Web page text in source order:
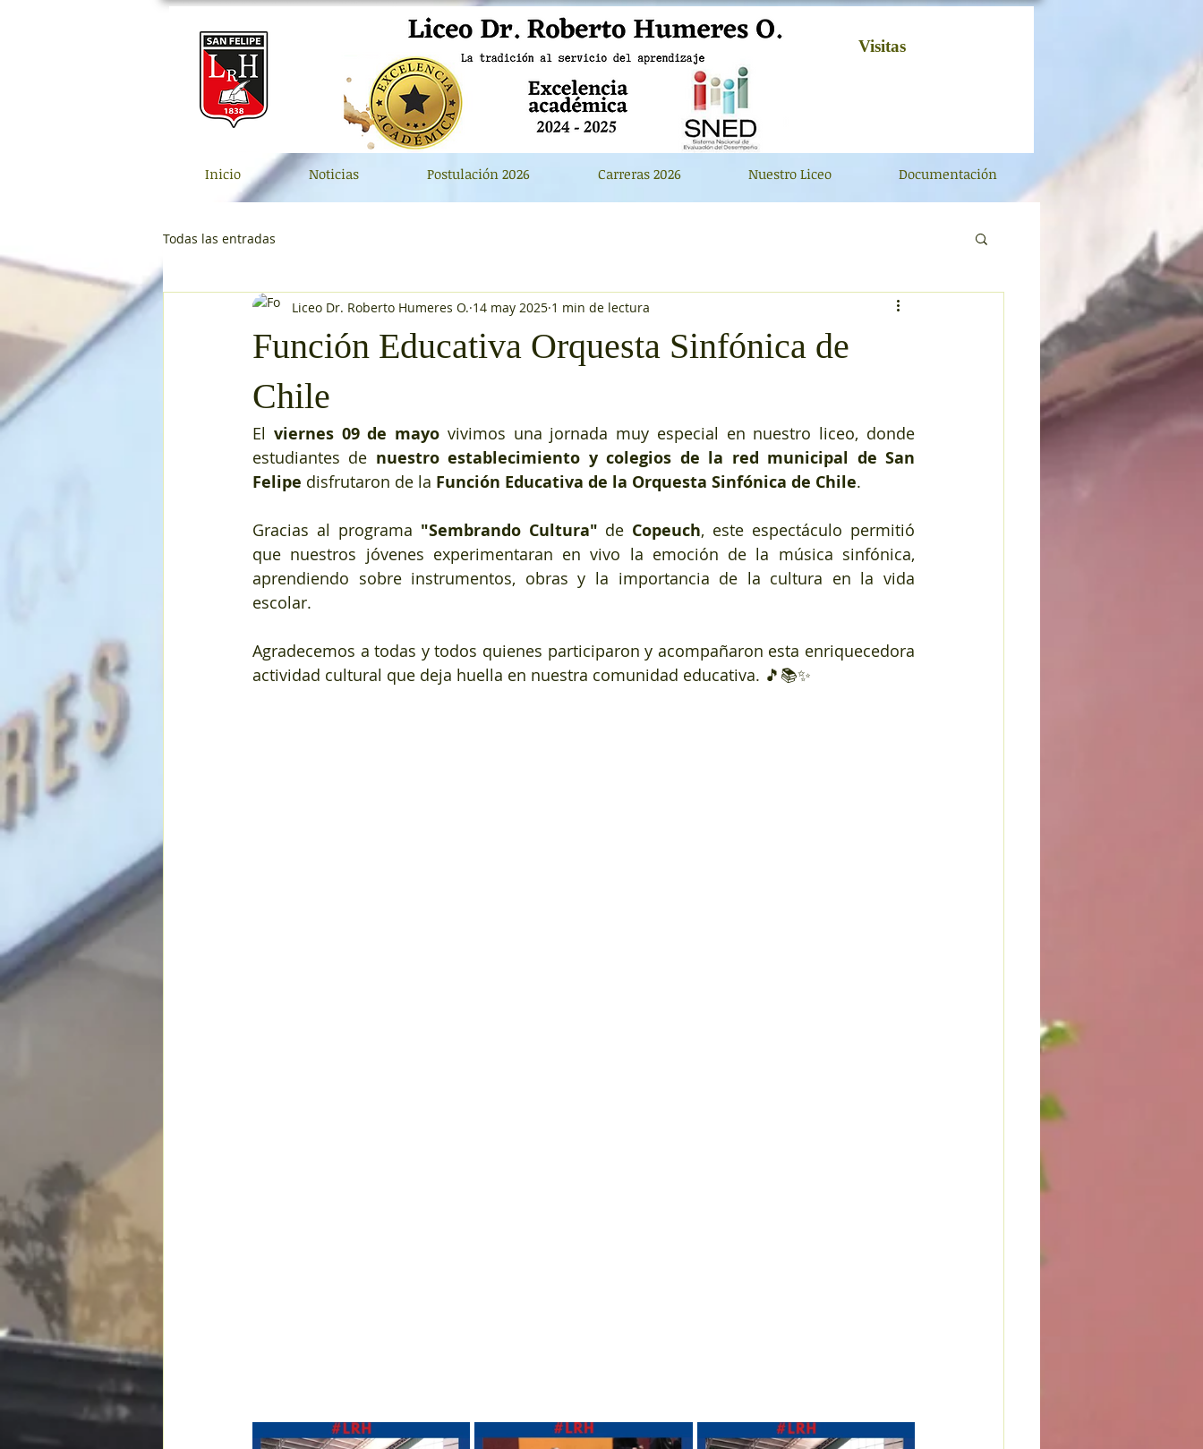
Visitas
Inicio Noticias Postulación 2026 Carreras 2026 Nuestro Liceo Documentación
Todas las entradas
Función Educativa Orquesta Sinfónica de
Chile
Liceo Dr. Roberto Humeres O. 14 may 2025 1 min de lectura
El viernes 09 de mayo vivimos una jornada muy especial en nuestro liceo, donde
estudiantes de nuestro establecimiento y colegios de la red municipal de San
Felipe disfrutaron de la Función Educativa de la Orquesta Sinfónica de Chile.
Gracias al programa "Sembrando Cultura" de Copeuch, este espectáculo permitió
que nuestros jóvenes experimentaran en vivo la emoción de la música sinfónica,
aprendiendo sobre instrumentos, obras y la importancia de la cultura en la vida
escolar.
Agradecemos a todas y todos quienes participaron y acompañaron esta enriquecedora
actividad cultural que deja huella en nuestra comunidad educativa. 🎵📚✨